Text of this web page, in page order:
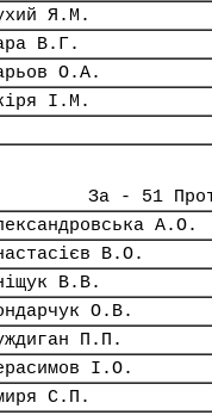
Я.М.
В.Г.
О.А.
І.М.
За - 51
А.О.
В.О.
В.В.
О.В.
П.П.
І.О.
С.П.